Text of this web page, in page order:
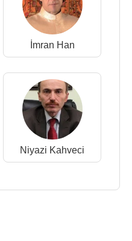
İmran Han
Niyazi Kahveci